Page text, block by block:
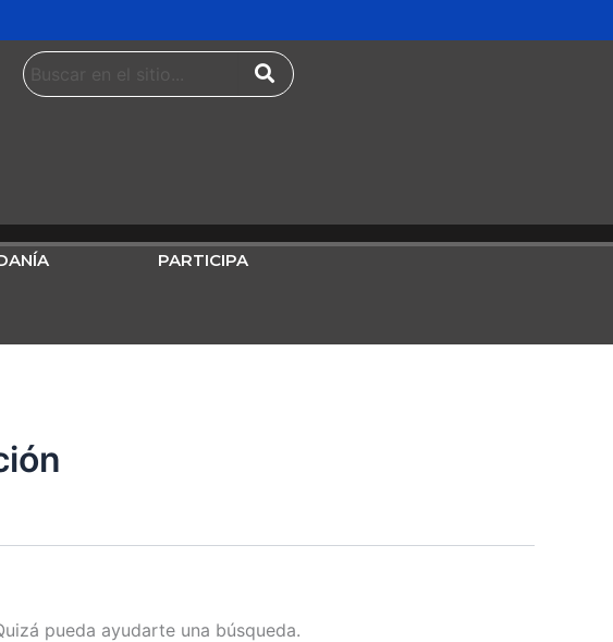
PARTICIPA
pueda ayudarte una búsqueda.